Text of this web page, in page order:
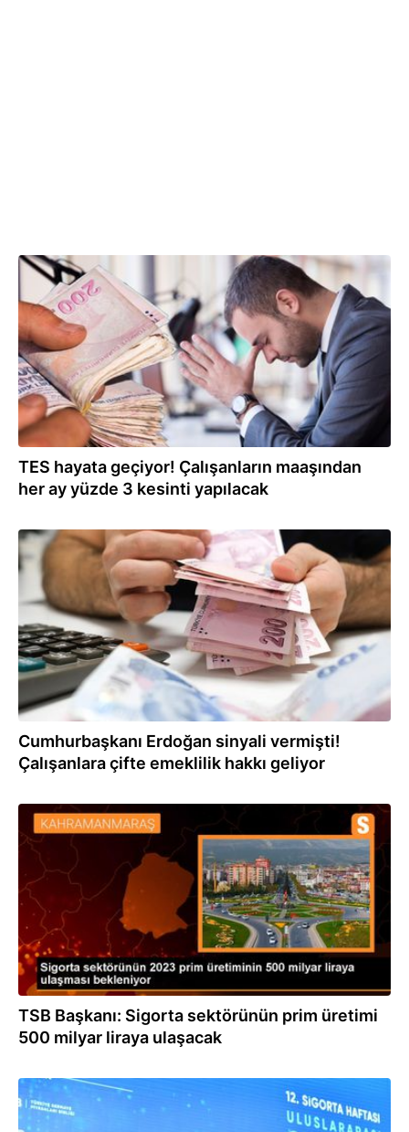
10.09.2025
TES hayata geçiyor! Çalışanların maaşından
her ay yüzde 3 kesinti yapılacak
27.02.2025
Cumhurbaşkanı Erdoğan sinyali vermişti!
Çalışanlara çifte emeklilik hakkı geliyor
29.12.2023
TSB Başkanı: Sigorta sektörünün prim üretimi
500 milyar liraya ulaşacak
26.09.2023